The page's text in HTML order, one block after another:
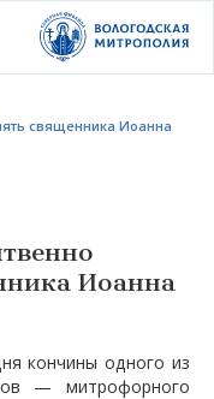
священника Иоанна
Иоанна
кончины одного из
— митрофорного